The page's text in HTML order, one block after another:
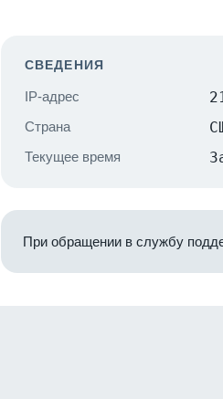
СВЕДЕНИЯ
IP-адрес
Страна
Текущее время
При обращении в службу